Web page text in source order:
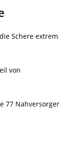
Schere extrem
von
77 Nahversorger